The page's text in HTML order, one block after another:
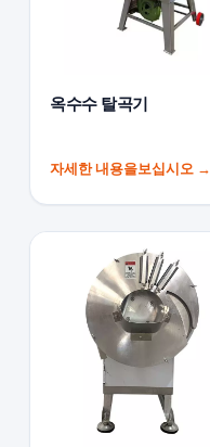
옥수수 탈곡기
자세한 내용을보십시오 →